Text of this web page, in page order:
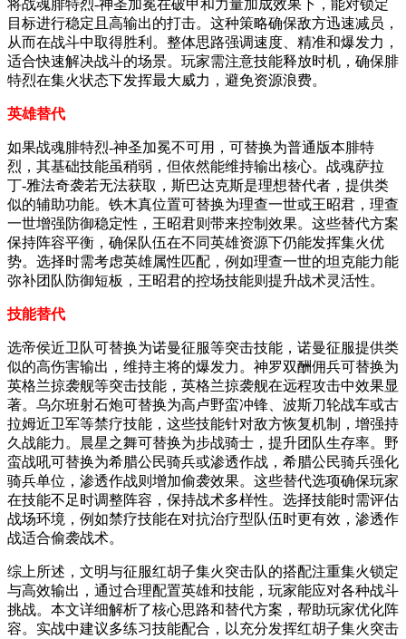
将战魂腓特烈-神圣加冕在破甲和力量加成效果下，能对锁定
目标进行稳定且高输出的打击。这种策略确保敌方迅速减员，
从而在战斗中取得胜利。整体思路强调速度、精准和爆发力，
适合快速解决战斗的场景。玩家需注意技能释放时机，确保腓
特烈在集火状态下发挥最大威力，避免资源浪费。
英雄替代
如果战魂腓特烈-神圣加冕不可用，可替换为普通版本腓特
烈，其基础技能虽稍弱，但依然能维持输出核心。战魂萨拉
丁-雅法奇袭若无法获取，斯巴达克斯是理想替代者，提供类
似的辅助功能。铁木真位置可替换为理查一世或王昭君，理查
一世增强防御稳定性，王昭君则带来控制效果。这些替代方案
保持阵容平衡，确保队伍在不同英雄资源下仍能发挥集火优
势。选择时需考虑英雄属性匹配，例如理查一世的坦克能力能
弥补团队防御短板，王昭君的控场技能则提升战术灵活性。
技能替代
选帝侯近卫队可替换为诺曼征服等突击技能，诺曼征服提供类
似的高伤害输出，维持主将的爆发力。神罗双酬佣兵可替换为
英格兰掠袭舰等突击技能，英格兰掠袭舰在远程攻击中效果显
著。乌尔班射石炮可替换为高卢野蛮冲锋、波斯刀轮战车或古
拉姆近卫军等禁疗技能，这些技能针对敌方恢复机制，增强持
久战能力。晨星之舞可替换为步战骑士，提升团队生存率。野
蛮战吼可替换为希腊公民骑兵或渗透作战，希腊公民骑兵强化
骑兵单位，渗透作战则增加偷袭效果。这些替代选项确保玩家
在技能不足时调整阵容，保持战术多样性。选择技能时需评估
战场环境，例如禁疗技能在对抗治疗型队伍时更有效，渗透作
战适合偷袭战术。
综上所述，文明与征服红胡子集火突击队的搭配注重集火锁定
与高效输出，通过合理配置英雄和技能，玩家能应对各种战斗
挑战。本文详细解析了核心思路和替代方案，帮助玩家优化阵
容。实战中建议多练习技能配合，以充分发挥红胡子集火突击